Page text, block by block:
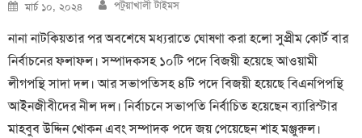
on
মার্চ ১০, ২০২৪ পটুয়াখালী টাইমস
নানা নাটকিয়তার পর অবশেষে মধ্যরাতে ঘোষণা করা হলো সুপ্রীম কোর্ট বার
নির্বাচনের ফলাফল। সম্পাদকসহ ১০টি পদে বিজয়ী হয়েছে আওয়ামী
লীগপন্হি সাদা দল। আর সভাপতিসহ ৪টি পদে বিজয়ী হয়েছে বিএনপিপন্হি
আইনজীবীদের নীল দল। নির্বাচনে সভাপতি নির্বাচিত হয়েছেন ব্যারিস্টার
মাহবুব উদ্দিন খোকন এবং সম্পাদক পদে জয় পেয়েছেন শাহ মঞ্জুরুল।